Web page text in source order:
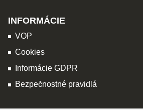
INFORMÁCIE
VOP
Cookies
Informácie GDPR
Bezpečnostné pravidlá